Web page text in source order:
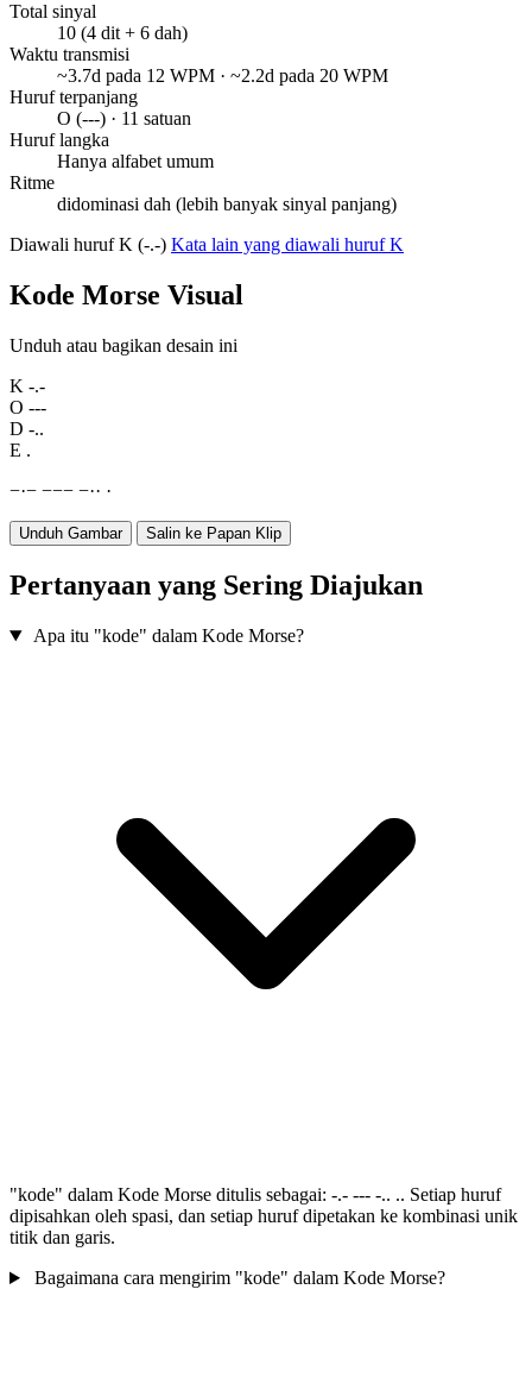
Total sinyal
10 (4 dit + 6 dah)
Waktu transmisi
~3.7d pada 12 WPM · ~2.2d pada 20 WPM
Huruf terpanjang
O (---) · 11 satuan
Huruf langka
Hanya alfabet umum
Ritme
didominasi dah (lebih banyak sinyal panjang)
Diawali huruf K (-.-) Kata lain yang diawali huruf K
Kode Morse Visual
Unduh atau bagikan desain ini
K -.-
O ---
D -..
E .
−·− −−− −·· ·
Unduh Gambar Salin ke Papan Klip
Pertanyaan yang Sering Diajukan
Apa itu "kode" dalam Kode Morse?
"kode" dalam Kode Morse ditulis sebagai: -.- --- -.. .. Setiap huruf
dipisahkan oleh spasi, dan setiap huruf dipetakan ke kombinasi unik
titik dan garis.
Bagaimana cara mengirim "kode" dalam Kode Morse?